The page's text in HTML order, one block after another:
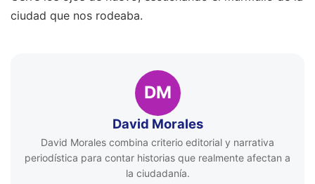
ciudad que nos rodeaba.
DM
David Morales
David Morales combina criterio editorial y narrativa
periodística para contar historias que realmente afectan a
la ciudadanía.